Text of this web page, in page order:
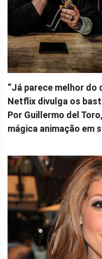
“Já parece melhor do
Netflix divulga os
Por Guillermo del
mágica animação em